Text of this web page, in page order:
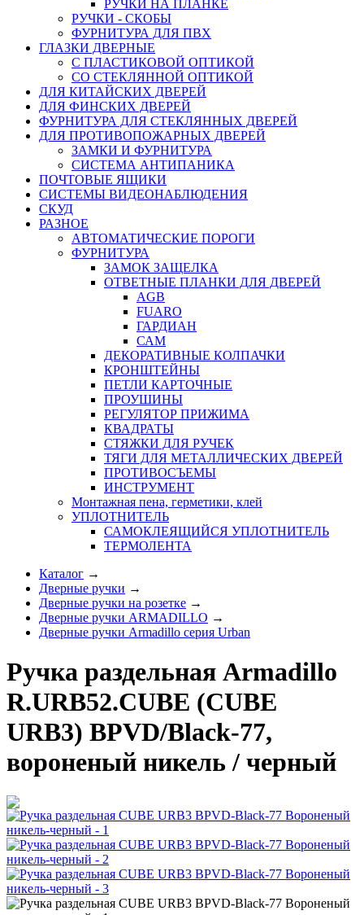
РУЧКИ НА ПЛАНКЕ
РУЧКИ - СКОБЫ
ФУРНИТУРА ДЛЯ ПВХ
ГЛАЗКИ ДВЕРНЫЕ
С ПЛАСТИКОВОЙ ОПТИКОЙ
СО СТЕКЛЯННОЙ ОПТИКОЙ
ДЛЯ КИТАЙСКИХ ДВЕРЕЙ
ДЛЯ ФИНСКИХ ДВЕРЕЙ
ФУРНИТУРА ДЛЯ СТЕКЛЯННЫХ ДВЕРЕЙ
ДЛЯ ПРОТИВОПОЖАРНЫХ ДВЕРЕЙ
ЗАМКИ И ФУРНИТУРА
СИСТЕМА АНТИПАНИКА
ПОЧТОВЫЕ ЯЩИКИ
СИСТЕМЫ ВИДЕОНАБЛЮДЕНИЯ
СКУД
РАЗНОЕ
АВТОМАТИЧЕСКИЕ ПОРОГИ
ФУРНИТУРА
ЗАМОК ЗАЩЕЛКА
ОТВЕТНЫЕ ПЛАНКИ ДЛЯ ДВЕРЕЙ
AGB
FUARO
ГАРДИАН
САМ
ДЕКОРАТИВНЫЕ КОЛПАЧКИ
КРОНШТЕЙНЫ
ПЕТЛИ КАРТОЧНЫЕ
ПРОУШИНЫ
РЕГУЛЯТОР ПРИЖИМА
КВАДРАТЫ
СТЯЖКИ ДЛЯ РУЧЕК
ТЯГИ ДЛЯ МЕТАЛЛИЧЕСКИХ ДВЕРЕЙ
ПРОТИВОСЪЕМЫ
ИНСТРУМЕНТ
Монтажная пена, герметики, клей
УПЛОТНИТЕЛЬ
САМОКЛЕЯЩИЙСЯ УПЛОТНИТЕЛЬ
ТЕРМОЛЕНТА
Каталог →
Дверные ручки →
Дверные ручки на розетке →
Дверные ручки ARMADILLO →
Дверные ручки Armadillo серия Urban
Ручка раздельная Armadillo
R.URB52.CUBE (CUBE
URB3) BPVD/Black-77,
вороненый никель / черный